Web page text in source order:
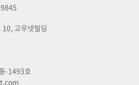
10, 고우넷빌딩
-1493호